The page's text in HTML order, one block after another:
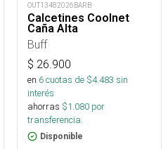
OUT13482026BARB
Calcetines Coolnet
Caña Alta
Buff
$ 26.900
en 6cuotas de $4.483 sin
interés
ahorras $1.080 por
transferencia.
Disponible